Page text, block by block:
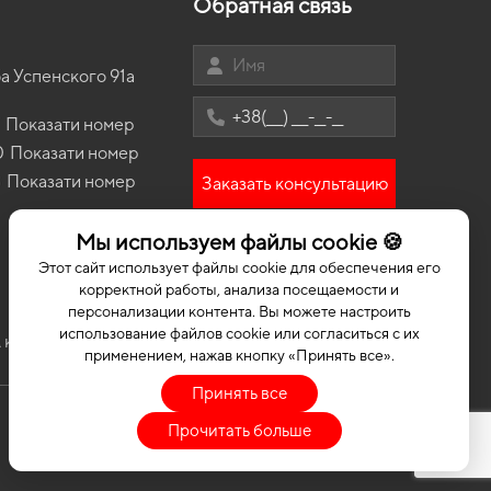
Мы используем файлы cookie 🍪
Этот сайт использует файлы cookie для обеспечения его
корректной работы, анализа посещаемости и
персонализации контента. Вы можете настроить
использование файлов cookie или согласиться с их
применением, нажав кнопку «Принять все».
Принять все
Прочитать больше
фольксваген
Коврики Dadi
Коврики Ssang Yong
Коврики DS
для Geely Coolray 2030
коврики для Lamborghini Huracan 2015
для Daewoo Gentra 2030
коврики для Hyundai EX8 2025
для Volkswagen Caddy 2027
в салон Seat Toledo 2004 - 2009 III поколение
Ford Fiesta (Mk 8) 2017 - 2023 VII поколение
5-ти дверная
Mitsubishi Pajero Wagon (V80) 2006 - 2021 IV
EU Crossover 5-ти дверная 7 местная
Chery Tiggo 2 Pro 2020 - … I поколение EU
ZAZ Vida 2012 - 2017 I поколение EU Sedan
Chrysler Stratus 1995 - 2000 I поколение USA
Успенского 91а
Показати номер
Показати номер
Показати номер Заказать консультацию
Коврики для машини Коврики в машину ЕВА